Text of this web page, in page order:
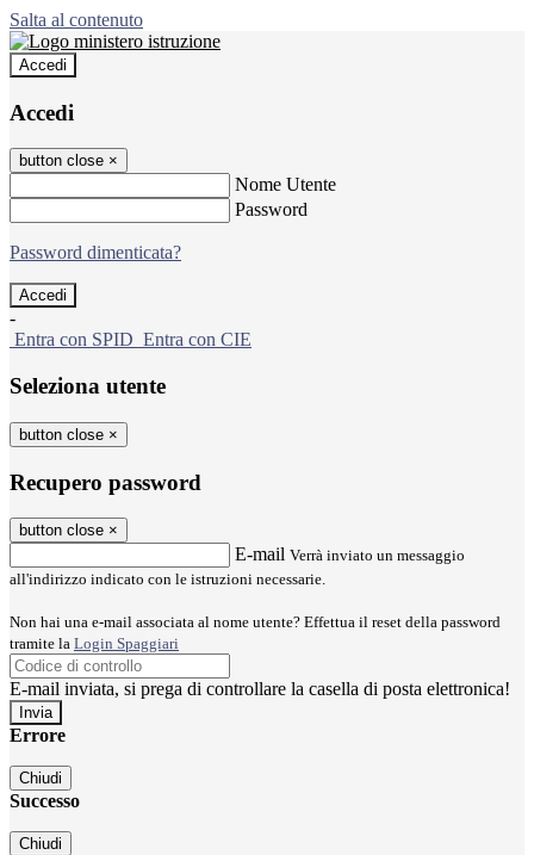
Salta al contenuto
Accedi
Accedi
button close ×
Nome Utente
Password
Password dimenticata?
-
Entra con SPID Entra con CIE
Seleziona utente
button close ×
Recupero password
button close ×
E-mail Verrà inviato un messaggio
all'indirizzo indicato con le istruzioni necessarie.
Non hai una e-mail associata al nome utente? Effettua il reset della password
tramite la Login Spaggiari
E-mail inviata, si prega di controllare la casella di posta elettronica!
Errore
Chiudi
Successo
Chiudi